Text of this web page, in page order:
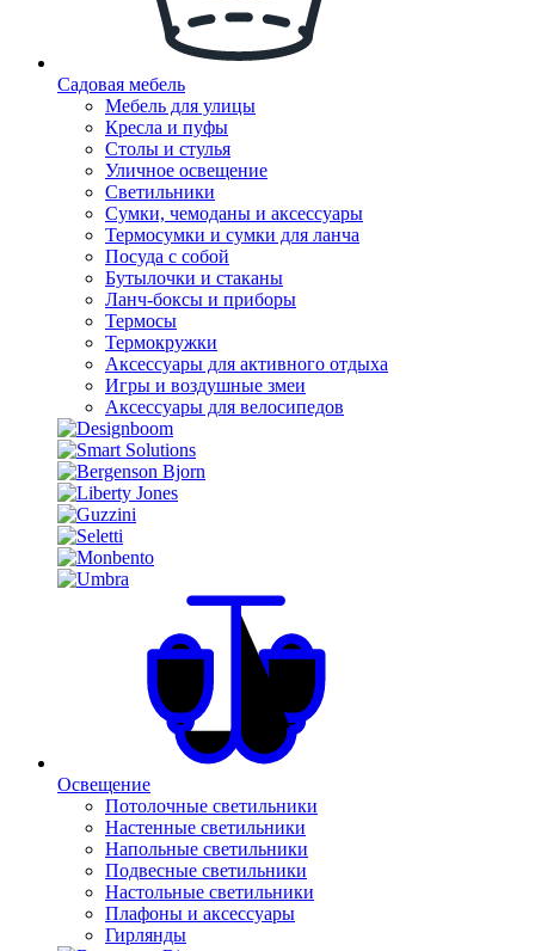
Садовая мебель
Мебель для улицы
Кресла и пуфы
Столы и стулья
Уличное освещение
Светильники
Сумки, чемоданы и аксессуары
Термосумки и сумки для ланча
Посуда с собой
Бутылочки и стаканы
Ланч-боксы и приборы
Термосы
Термокружки
Аксессуары для активного отдыха
Игры и воздушные змеи
Аксессуары для велосипедов
Освещение
Потолочные светильники
Настенные светильники
Напольные светильники
Подвесные светильники
Настольные светильники
Плафоны и аксессуары
Гирлянды